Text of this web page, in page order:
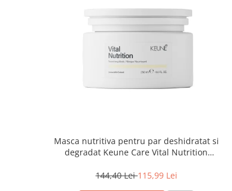
Masca nutritiva pentru par deshidratat si
degradat Keune Care Vital Nutrition
144,40 Lei115,99 Lei